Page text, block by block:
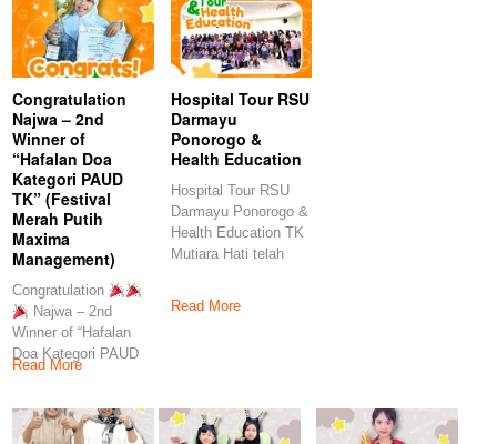
Congratulation
Najwa – 2nd
Winner of
“Hafalan Doa
Kategori PAUD
TK” (Festival
Merah Putih
Maxima
Management)
Congratulation
Najwa – 2nd
Winner of “Hafalan
Doa Kategori PAUD
TK” (Festival Merah
Read More
Hospital Tour RSU
Darmayu
Ponorogo &
Health Education
Hospital Tour RSU
Darmayu Ponorogo &
Health Education TK
Mutiara Hati telah
Read More